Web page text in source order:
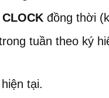
CLOCK đồng thời
tuần theo ký
tại.